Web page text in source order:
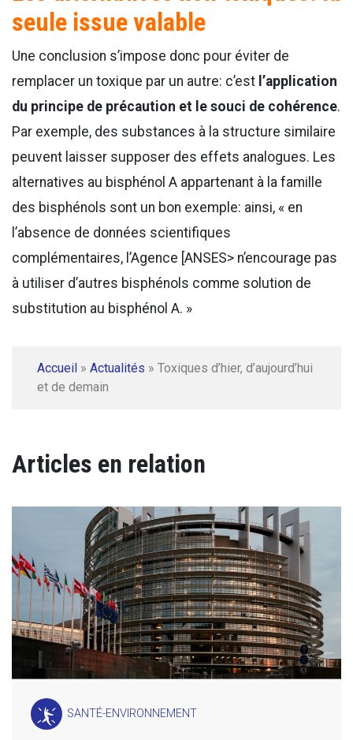
seule issue valable
Une conclusion s’impose donc pour éviter de
remplacer un toxique par un autre: c’est l’application
du principe de précaution et le souci de cohérence.
Par exemple, des substances à la structure similaire
peuvent laisser supposer des effets analogues. Les
alternatives au bisphénol A appartenant à la famille
des bisphénols sont un bon exemple: ainsi, « en
l’absence de données scientifiques
complémentaires, l’Agence [ANSES> n’encourage pas
à utiliser d’autres bisphénols comme solution de
substitution au bisphénol A. »
Accueil » Actualités » Toxiques d’hier, d’aujourd’hui
et de demain
Articles en relation
SANTÉ-ENVIRONNEMENT